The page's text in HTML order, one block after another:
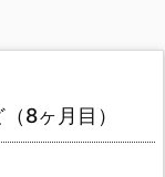
8ヶ月目）